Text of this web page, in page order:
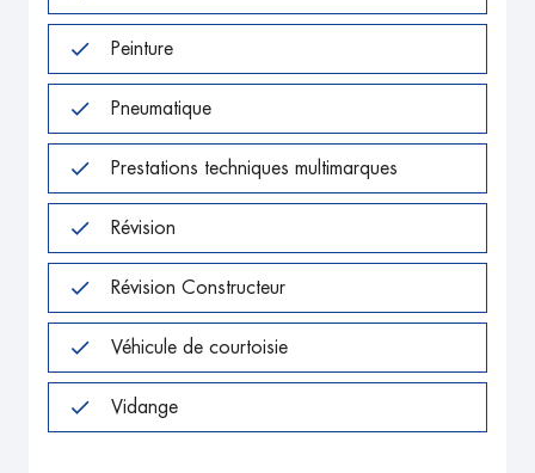
Peinture
Pneumatique
Prestations techniques multimarques
Révision
Révision Constructeur
Véhicule de courtoisie
Vidange